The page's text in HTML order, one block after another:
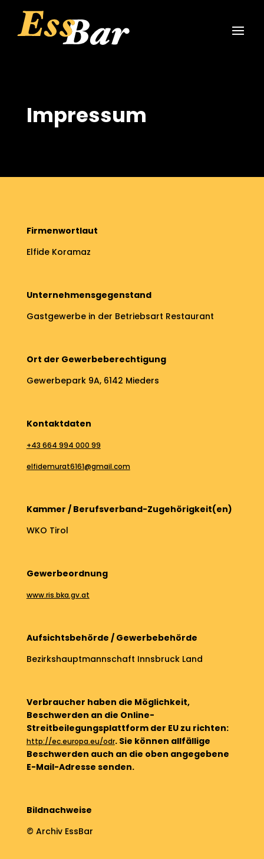
Impressum
Firmenwortlaut
Elfide Koramaz
Unternehmensgegenstand
Gastgewerbe in der Betriebsart Restaurant
Ort der Gewerbeberechtigung
Gewerbepark 9A, 6142 Mieders
Kontaktdaten
+43 664 994 000 99
elfidemurat6161@gmail.com
Kammer / Berufsverband-Zugehörigkeit(en)
WKO Tirol
Gewerbeordnung
www.ris.bka.gv.at
Aufsichtsbehörde / Gewerbebehörde
Bezirkshauptmannschaft Innsbruck Land
Verbraucher haben die Möglichkeit,
Beschwerden an die Online-
Streitbeilegungsplattform der EU zu richten:
http://ec.europa.eu/odr. Sie können allfällige
Beschwerden auch an die oben angegebene
E-Mail-Adresse senden.
Bildnachweise
© Archiv EssBar